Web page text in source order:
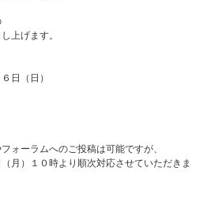
上げます。
日（日）
ォーラムへのご投稿は可能ですが、
月）１０時より順次対応させていただきま